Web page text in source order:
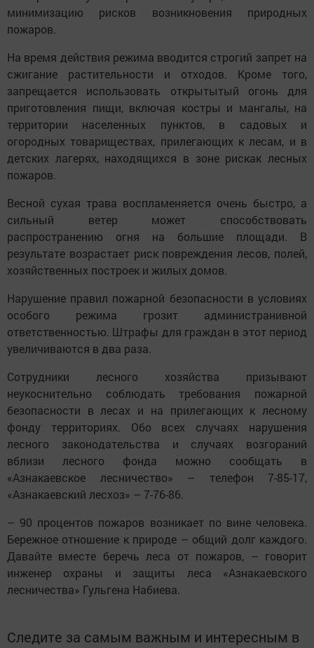
минимизацию рисков возникновения природных
пожаров.
На время действия режима вводится строгий запрет на
сжигание растительности и отходов. Кроме того,
запрещается использовать открытытый огонь для
приготовления пищи, включая костры и мангалы, на
территории населенных пунктов, в садовых и
огородных товариществах, прилегающих к лесам, и в
детских лагерях, находящихся в зоне рискак лесных
пожаров.
Весной сухая трава воспламеняется очень быстро, а
сильный ветер может способствовать
распространению огня на большие площади. В
результате возрастает риск повреждения лесов, полей,
хозяйственных построек и жилых домов.
Нарушение правил пожарной безопасности в условиях
особого режима грозит администранивной
ответственностью. Штрафы для граждан в этот период
увеличиваются в два раза.
Сотрудники лесного хозяйства призывают
неукоснительно соблюдать требования пожарной
безопасности в лесах и на прилегающих к лесному
фонду территориях. Обо всех случаях нарушения
лесного законодательства и случаях возгораний
вблизи лесного фонда можно сообщать в
«Азнакаевское лесничество» – телефон 7-85-17,
«Азнакаевский лесхоз» – 7-76-86.
– 90 процентов пожаров возникает по вине человека.
Бережное отношение к природе – общий долг каждого.
Давайте вместе беречь леса от пожаров, – говорит
инженер охраны и защиты леса «Азнакаевского
лесничества» Гульгена Набиева.
Следите за самым важным и интересным в